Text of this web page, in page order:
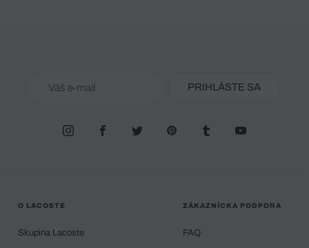
PRIHLÁSTE SA
O LACOSTE
Skupina Lacoste
ZÁKAZNÍCKA PODPORA
FAQ